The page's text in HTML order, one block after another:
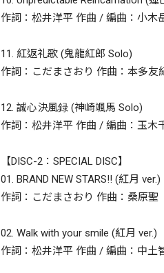
作詞：松井洋平 作曲 / 編曲：小木
11. 紅返礼歌 (鬼龍紅郎 Solo)
作詞：こだまさおり 作曲：本多
12. 誠心決風録 (神崎颯馬 Solo)
作詞：松井洋平 作曲 / 編曲：玉木
【DISC-2：SPECIAL DISC】
01. BRAND NEW STARS!! (紅月 ver.)
作詞：こだまさおり 作曲：桑原
02. Walk with your smile (紅月 ver.)
作詞：松井洋平 作曲 / 編曲：中土